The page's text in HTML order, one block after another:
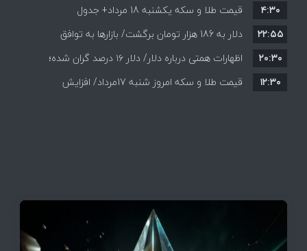
قیمت ها + جدول و جزئیات
قیمت طلا و سکه یکشنبه 18 مرداد+ جدول
۴:۳۰
دلار به 186 هزار تومان برگشت/ بازارها به توافق
احتمالی هرمز چه واکنشی نشان دادند؟
۲۲:۵۵
اظهارات همتی درباره دلار/ دلار ۱۶ درصد گران شده؛
این افزایش طبیعی است
۲۰:۳۰
قیمت طلا و سکه امروز شنبه 17مرداد/ افزایش
۱۲:۳۰